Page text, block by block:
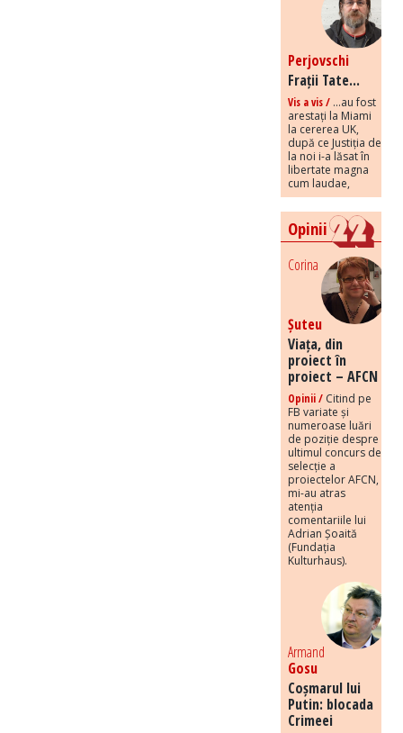
Perjovschi
Frații Tate...
Vis a vis / ...au fost
arestați la Miami
la cererea UK,
după ce Justiția de
la noi i-a lăsat în
libertate magna
cum laudae,
Opinii
Corina
Șuteu
Viața, din
proiect în
proiect – AFCN
Opinii / Citind pe
FB variate și
numeroase luări
de poziție despre
ultimul concurs de
selecție a
proiectelor AFCN,
mi-au atras
atenția
comentariile lui
Adrian Șoaită
(Fundația
Kulturhaus).
Armand
Gosu
Coșmarul lui
Putin: blocada
Crimeei